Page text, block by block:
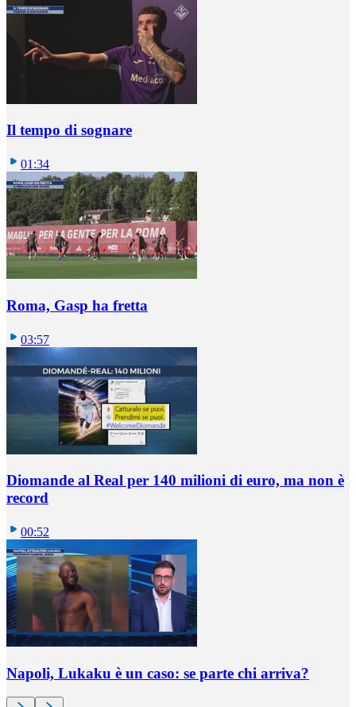
Il tempo di sognare
01:34
Roma, Gasp ha fretta
03:57
Diomande al Real per 140 milioni di euro, ma non è
record
00:52
Napoli, Lukaku è un caso: se parte chi arriva?